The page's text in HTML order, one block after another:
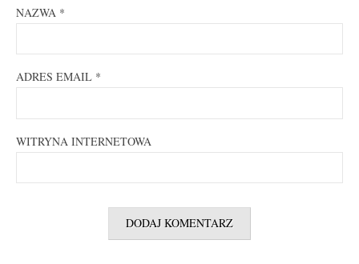
NAZWA *
ADRES EMAIL *
WITRYNA INTERNETOWA